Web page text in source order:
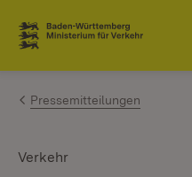
Zum Inhalt springen
Link zur Startseite
Pressemitteilungen
Verkehr